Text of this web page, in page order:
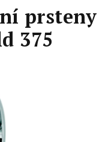
prsteny
375